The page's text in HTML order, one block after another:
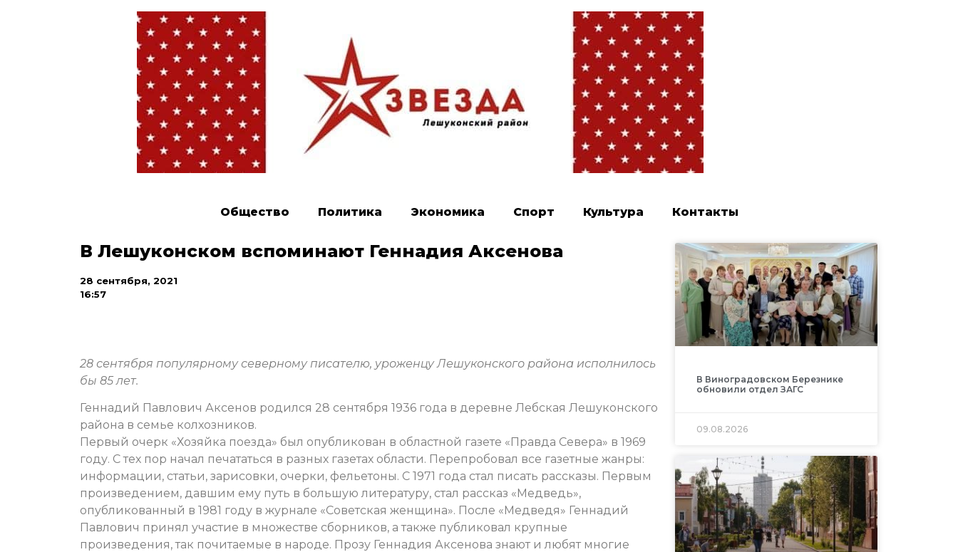
Общество Политика Экономика Спорт Культура Контакты
В Лешуконском вспоминают Геннадия Аксенова
28 сентября, 2021
16:57
28 сентября популярному северному писателю, уроженцу Лешуконского района исполнилось
бы 85 лет.
Геннадий Павлович Аксенов родился 28 сентября 1936 года в деревне Лебская Лешуконского
района в семье колхозников.
Первый очерк «Хозяйка поезда» был опубликован в областной газете «Правда Севера» в 1969
году. С тех пор начал печататься в разных газетах области. Перепробовал все газетные жанры:
информации, статьи, зарисовки, очерки, фельетоны. С 1971 года стал писать рассказы. Первым
произведением, давшим ему путь в большую литературу, стал рассказ «Медведь»,
опубликованный в 1981 году в журнале «Советская женщина». После «Медведя» Геннадий
Павлович принял участие в множестве сборников, а также публиковал крупные
произведения, так почитаемые в народе. Прозу Геннадия Аксенова знают и любят многие
В Виноградовском Березнике
обновили отдел ЗАГС
09.08.2026